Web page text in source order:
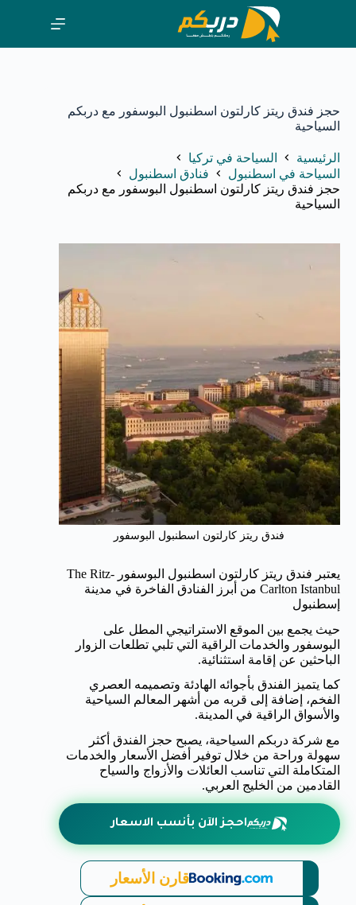
حجز فندق ريتز كارلتون اسطنبول البوسفور مع دربكم
السياحية
الرئيسية
السياحة في تركيا
السياحة في اسطنبول
فنادق اسطنبول
حجز فندق ريتز كارلتون اسطنبول البوسفور مع دربكم
السياحية
فندق ريتز كارلتون اسطنبول البوسفور
يعتبر فندق ريتز كارلتون اسطنبول البوسفور The Ritz-
Carlton Istanbul من أبرز الفنادق الفاخرة في مدينة
إسطنبول
حيث يجمع بين الموقع الاستراتيجي المطل على
البوسفور والخدمات الراقية التي تلبي تطلعات الزوار
الباحثين عن إقامة استثنائية.
كما يتميز الفندق بأجوائه الهادئة وتصميمه العصري
الفخم، إضافة إلى قربه من أشهر المعالم السياحية
والأسواق الراقية في المدينة.
مع شركة دربكم السياحية، يصبح حجز الفندق أكثر
سهولة وراحة من خلال توفير أفضل الأسعار والخدمات
المتكاملة التي تناسب العائلات والأزواج والسياح
القادمين من الخليج العربي.
احجز الآن بأنسب الاسعار
قارن الأسعار